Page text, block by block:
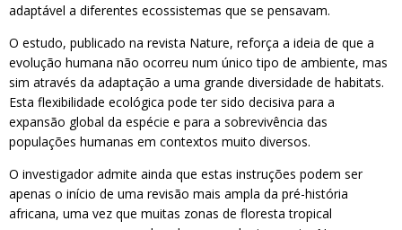
adaptável a diferentes ecossistemas que se pensavam.
O estudo, publicado na revista Nature, reforça a ideia de que a
evolução humana não ocorreu num único tipo de ambiente, mas
sim através da adaptação a uma grande diversidade de habitats.
Esta flexibilidade ecológica pode ter sido decisiva para a
expansão global da espécie e para a sobrevivência das
populações humanas em contextos muito diversos.
O investigador admite ainda que estas instruções podem ser
apenas o início de uma revisão mais ampla da pré-história
africana, uma vez que muitas zonas de floresta tropical